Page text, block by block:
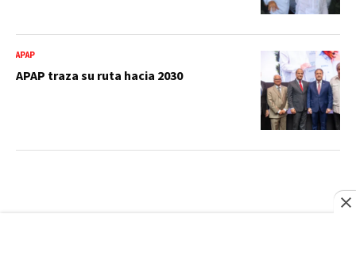
APAP
APAP traza su ruta hacia 2030